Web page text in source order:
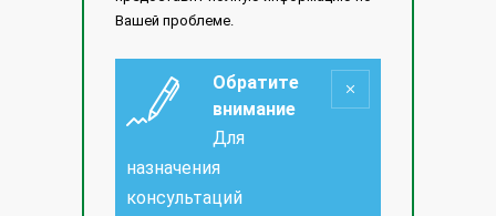
Вашей проблеме.
Обратите
внимание
Для
назначения
консультаций